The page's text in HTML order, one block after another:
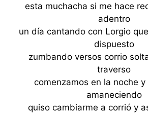
esta muchacha si me hace
adentro
un día cantando con Lorgio
dispuesto
zumbando versos corrio
traverso
comenzamos en la noche
amaneciendo
quiso cambiarme a corrió y